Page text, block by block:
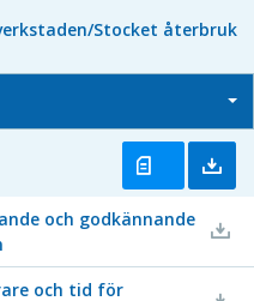
Stocket återbruk
och godkännande
och tid för